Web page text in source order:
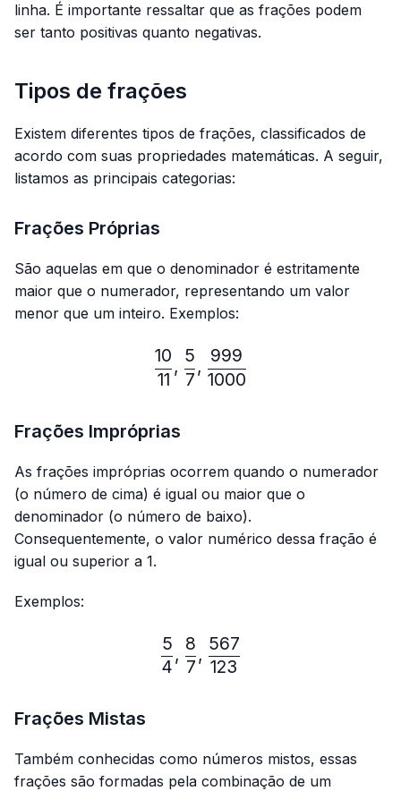
linha. É importante ressaltar que as frações podem
ser tanto positivas quanto negativas.
Tipos de frações
Existem diferentes tipos de frações, classificados de
acordo com suas propriedades matemáticas. A seguir,
listamos as principais categorias:
Frações Próprias
São aquelas em que o denominador é estritamente
maior que o numerador, representando um valor
menor que um inteiro. Exemplos:
11
10
,
7
5
,
1000
999
Frações Impróprias
As frações impróprias ocorrem quando o numerador
(o número de cima) é igual ou maior que o
denominador (o número de baixo).
Consequentemente, o valor numérico dessa fração é
igual ou superior a 1.
Exemplos:
4
5
,
7
8
,
123
567
Frações Mistas
Também conhecidas como números mistos, essas
frações são formadas pela combinação de um